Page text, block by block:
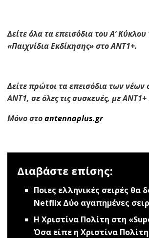
Δείτε όλα τα επεισόδια του Α’ Κύκλου
«Παιχνίδια Εκδίκησης» στο ANT1+.
Δείτε πρώτοι τα επεισόδια των νέων
ΑΝΤ1, σε όλες τις συσκευές, με
Μόνο στοantennaplus.gr
Διαβάστε επίσης:
Ποιες ελληνικές σειρές θα
Netflix Δύο αγαπημένες
Η Χριστίνα Πολίτη στη
Όσα είπε η Χριστίνα